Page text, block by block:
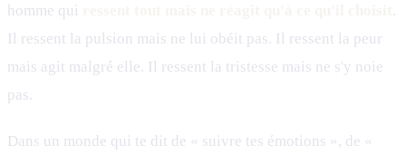
homme qui
.
Il ressent la pulsion mais ne lui obéit pas. Il ressent la peur
mais agit malgré elle. Il ressent la tristesse mais ne s'y noie
pas.
Dans un monde qui te dit de « suivre tes émotions », de «